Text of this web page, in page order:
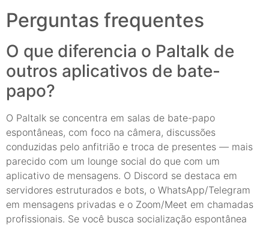
Perguntas frequentes
O que diferencia o Paltalk de
outros aplicativos de bate-
papo?
O Paltalk se concentra em salas de bate-papo
espontâneas, com foco na câmera, discussões
conduzidas pelo anfitrião e troca de presentes — mais
parecido com um lounge social do que com um
aplicativo de mensagens. O Discord se destaca em
servidores estruturados e bots, o WhatsApp/Telegram
em mensagens privadas e o Zoom/Meet em chamadas
profissionais. Se você busca socialização espontânea